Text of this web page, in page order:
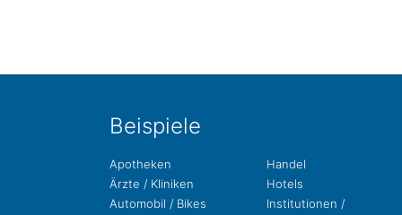
Bei­spie­le
Apo­the­ken
Ärzte / Kliniken
Auto­mo­bil / Bikes
Handel
Hotels
Insti­tu­tio­nen /